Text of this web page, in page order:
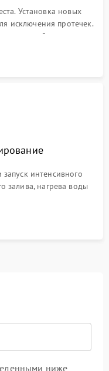
Установка новых
исключения протечек.
системы,
поплавка.
интенсивного
залива, нагрева воды
посторонних шумов,
в поддоне.
ниже